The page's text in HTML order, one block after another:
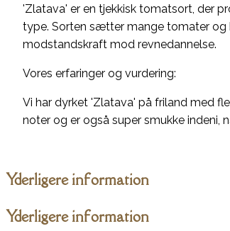
'Zlatava' er en tjekkisk tomatsort, der
type. Sorten sætter mange tomater og
modstandskraft mod revnedannelse.
Vores erfaringer og vurdering:
Vi har dyrket 'Zlatava' på friland med
noter og er også super smukke indeni,
Yderligere information
Yderligere information